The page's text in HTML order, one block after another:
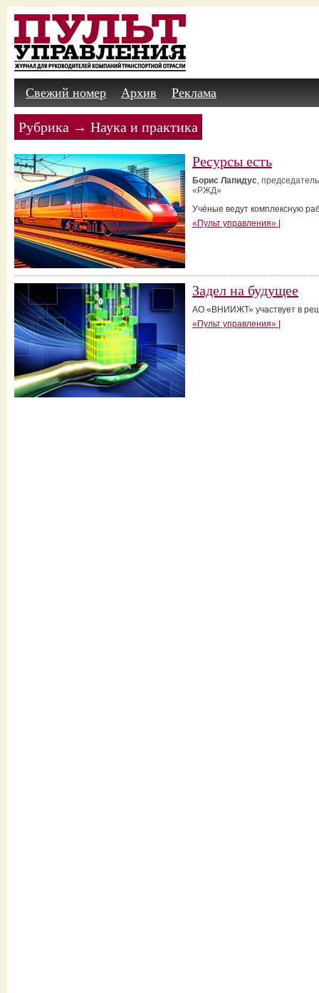
Свежий номер Архив Реклама
Рубрика → Наука и практика
Ресурсы есть
Борис Лапидус,
«РЖД»
Учёные ведут комплексную
«Пульт управления» |
Задел на будущее
АО «ВНИИЖТ» участвует в
«Пульт управления» |